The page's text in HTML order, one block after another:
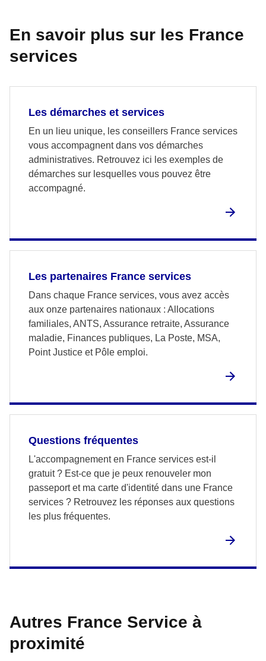
En savoir plus sur les France
services
Les démarches et services
En un lieu unique, les conseillers France services
vous accompagnent dans vos démarches
administratives. Retrouvez ici les exemples de
démarches sur lesquelles vous pouvez être
accompagné.
Les partenaires France services
Dans chaque France services, vous avez accès
aux onze partenaires nationaux : Allocations
familiales, ANTS, Assurance retraite, Assurance
maladie, Finances publiques, La Poste, MSA,
Point Justice et Pôle emploi.
Questions fréquentes
L'accompagnement en France services est-il
gratuit ? Est-ce que je peux renouveler mon
passeport et ma carte d'identité dans une France
services ? Retrouvez les réponses aux questions
les plus fréquentes.
Autres France Service à
proximité